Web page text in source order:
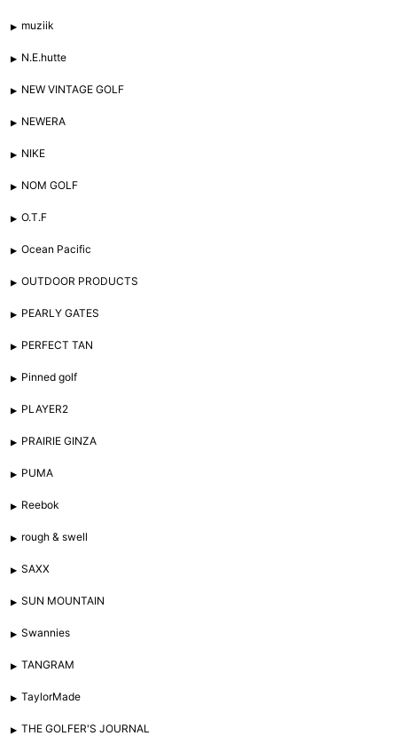
muziik
N.E.hutte
NEW VINTAGE GOLF
NEWERA
NIKE
NOM GOLF
O.T.F
Ocean Pacific
OUTDOOR PRODUCTS
PEARLY GATES
PERFECT TAN
Pinned golf
PLAYER2
PRAIRIE GINZA
PUMA
Reebok
rough & swell
SAXX
SUN MOUNTAIN
Swannies
TANGRAM
TaylorMade
THE GOLFER'S JOURNAL